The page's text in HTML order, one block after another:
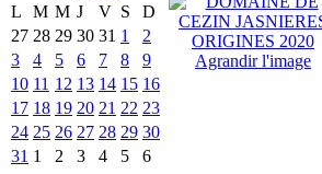
L
M M J V S
D
27 28 29 30 31 1
2
3
4 5 6 7 8
9
10 11 12 13 14 15 16
17 18 19 20 21 22 23
24 25 26 27 28 29 30
31 1 2 3 4 5 6
Agrandir l'image